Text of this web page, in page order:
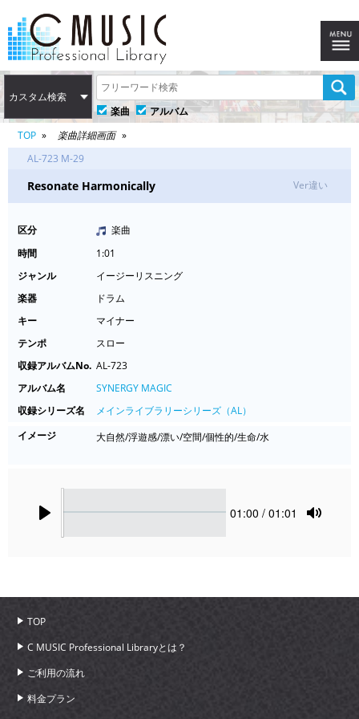
カスタム検索
楽曲
アルバム
TOP
楽曲詳細画面
AL-723 M-29
Resonate Harmonically Ver違い
区分
楽曲
時間
1:01
ジャンル
イージーリスニング
楽器
ドラム
キー
マイナー
テンポ
スロー
収録アルバムNo. AL-723
アルバム名
SYNERGY MAGIC
収録シリーズ名
メインライブラリーシリーズ（AL）
イメージ
大自然/浮遊感/漂い/空間/個性的/生命/水
Current
01:00 / 01:01
TOP
C MUSIC Professional Libraryとは？
ご利用の流れ
料金プラン